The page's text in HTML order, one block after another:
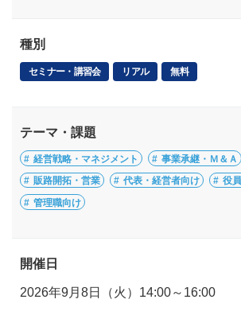
種別
セミナー・講習会 リアル 無料
テーマ・課題
経営戦略・マネジメント 事業承継・Ｍ＆Ａ
販路開拓・営業 代表・経営者向け 役
管理職向け
開催日
2026年9月8日（火）14:00～16:00